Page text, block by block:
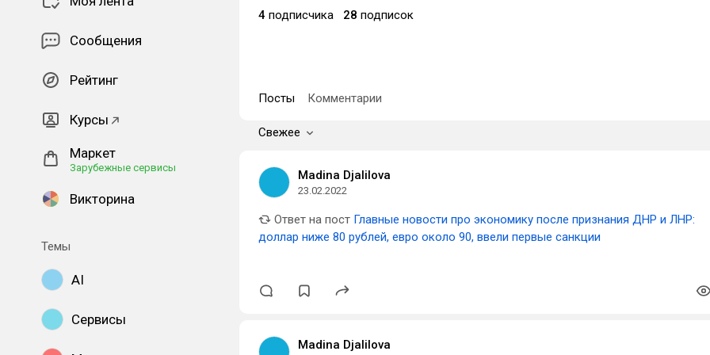
Сообщения
Рейтинг
Курсы
Маркет
Зарубежные сервисы
Викторина
Темы
AI
Сервисы
4 подписчика 28 подписок
Посты Комментарии
Свежее
Madina Djalilova
23.02.2022
Ответ на пост Главные новости про экономику после признания ДНР и ЛНР:
доллар ниже 80 рублей, евро около 90, ввели первые санкции
Madina Djalilova